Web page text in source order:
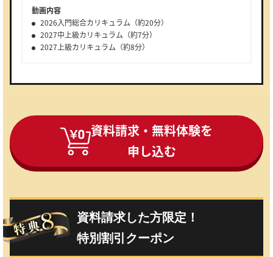
動画内容
2026入門総合カリキュラム（約20分）
2027中上級カリキュラム（約7分）
2027上級カリキュラム（約8分）
資料請求・無料体験を
申し込む
資料請求した方限定！
特別割引クーポン